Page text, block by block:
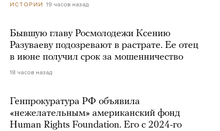
ИСТОРИИ 19 часов назад
Бывшую главу Росмолодежи Ксению
Разуваеву подозревают в растрате. Ее отец
в июне получил срок за мошенничество
18 часов назад
Генпрокуратура РФ объявила
«нежелательным» американский фонд
Human Rights Foundation. Его с 2024-го